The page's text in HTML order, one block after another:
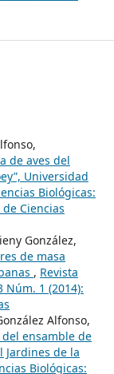
de aves del
Universidad
Biológicas:
Ciencias
González,
de masa
, Revista
Núm. 1 (2014):
Alfonso,
ensamble de
Jardines de la
Biológicas: